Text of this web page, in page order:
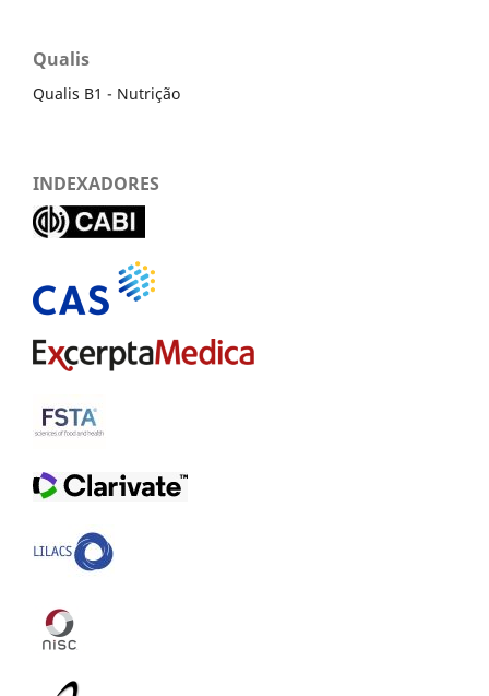
Qualis
Qualis B1 - Nutrição
INDEXADORES